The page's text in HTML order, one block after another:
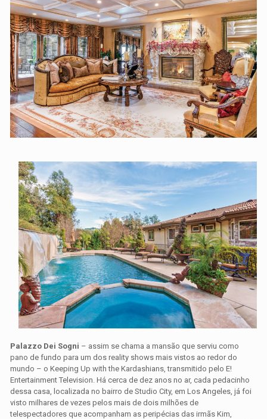
Palazzo Dei Sogni – assim se chama a mansão que serviu como
pano de fundo para um dos reality shows mais vistos ao redor do
mundo – o Keeping Up with the Kardashians, transmitido pelo E!
Entertainment Television. Há cerca de dez anos no ar, cada pedacinho
dessa casa, localizada no bairro de Studio City, em Los Angeles, já foi
visto milhares de vezes pelos mais de dois milhões de
telespectadores que acompanham as peripécias das irmãs Kim,